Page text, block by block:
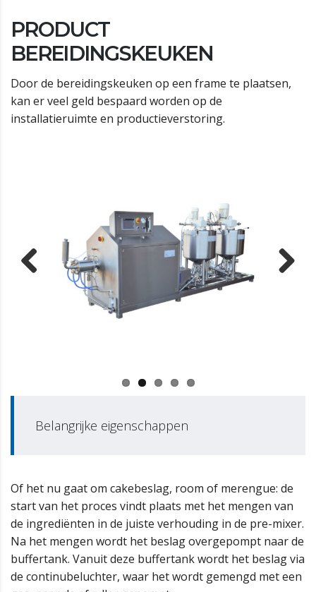
PRODUCT
BEREIDINGSKEUKEN
Door de bereidingskeuken op een frame te plaatsen,
kan er veel geld bespaard worden op de
installatieruimte en productieverstoring.
Belangrijke eigenschappen
Of het nu gaat om cakebeslag, room of merengue: de
start van het proces vindt plaats met het mengen van
de ingrediënten in de juiste verhouding in de pre-mixer.
Na het mengen wordt het beslag overgepompt naar de
buffertank. Vanuit deze buffertank wordt het beslag via
de continubeluchter, waar het wordt gemengd met een